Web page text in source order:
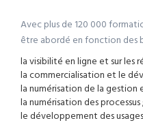
Avec plus de 120 000
être abordé en fonction des
la visibilité en ligne et sur les
la commercialisation et le
la numérisation de la
la numérisation des processus ;
le développement des